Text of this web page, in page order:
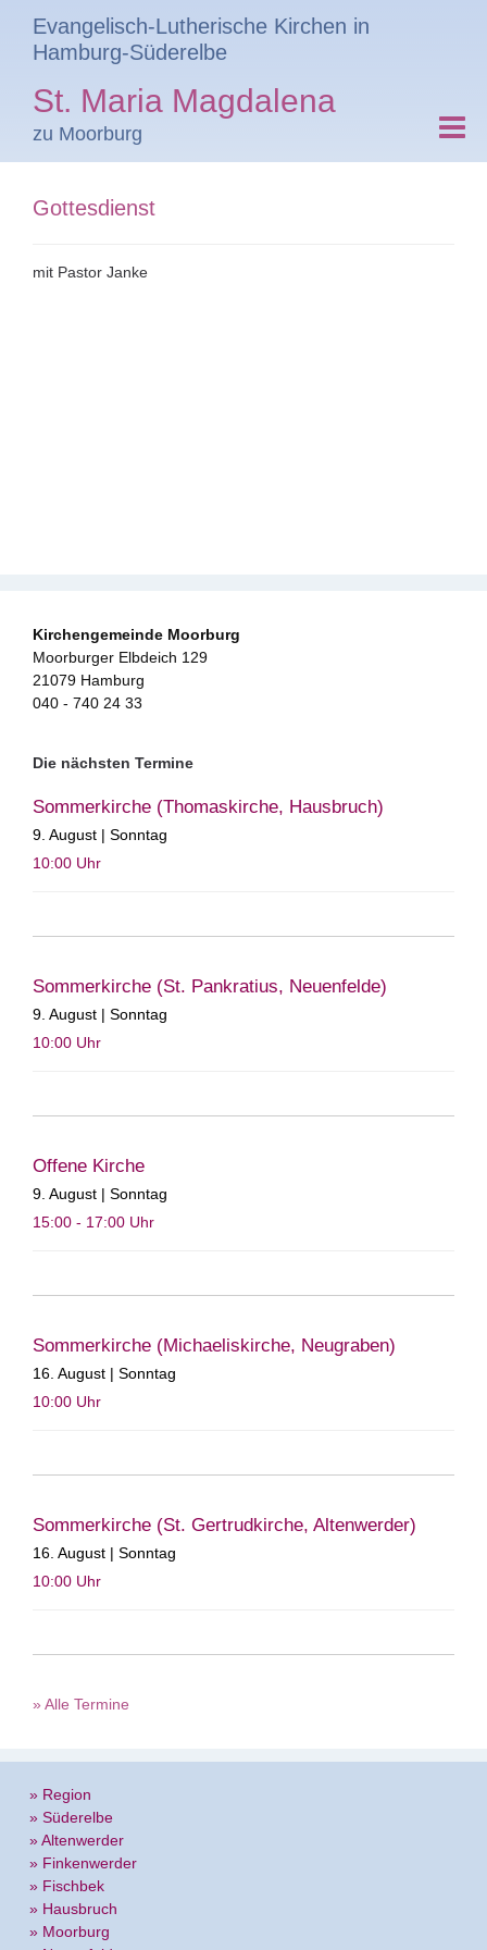
Evangelisch-Lutherische Kirchen in
Hamburg-Süderelbe
St. Maria Magdalena
zu Moorburg
Gottesdienst
mit Pastor Janke
Kirchengemeinde Moorburg
Moorburger Elbdeich 129
21079 Hamburg
040 - 740 24 33
Die nächsten Termine
Sommerkirche (Thomaskirche, Hausbruch)
9. August | Sonntag
10:00 Uhr
Sommerkirche (St. Pankratius, Neuenfelde)
9. August | Sonntag
10:00 Uhr
Offene Kirche
9. August | Sonntag
15:00 - 17:00 Uhr
Sommerkirche (Michaeliskirche, Neugraben)
16. August | Sonntag
10:00 Uhr
Sommerkirche (St. Gertrudkirche, Altenwerder)
16. August | Sonntag
10:00 Uhr
» Alle Termine
» Region
» Süderelbe
» Altenwerder
» Finkenwerder
» Fischbek
» Hausbruch
» Moorburg